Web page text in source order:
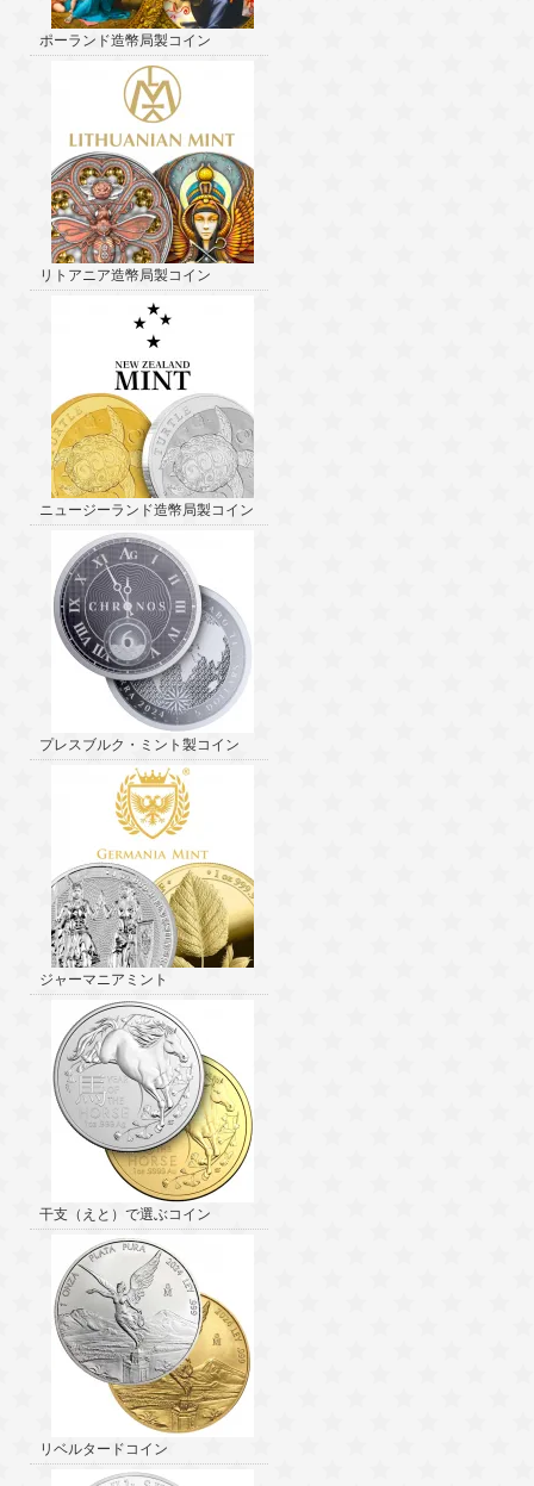
ポーランド造幣局製コイン
リトアニア造幣局製コイン
ニュージーランド造幣局製コイン
プレスブルク・ミント製コイン
ジャーマニアミント
干支（えと）で選ぶコイン
リベルタードコイン